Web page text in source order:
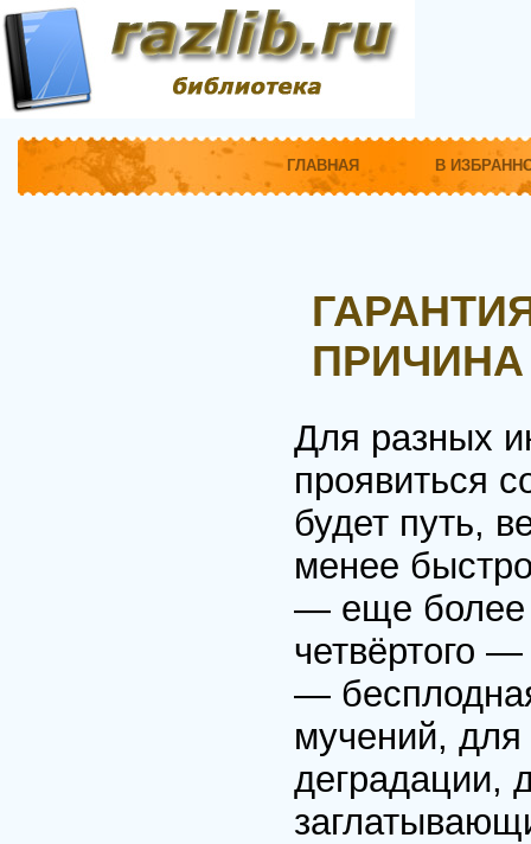
ГЛАВНАЯ В
Для разных
проявиться
будет путь,
менее
— еще более
четвёртого
—
мучений,
деградации,